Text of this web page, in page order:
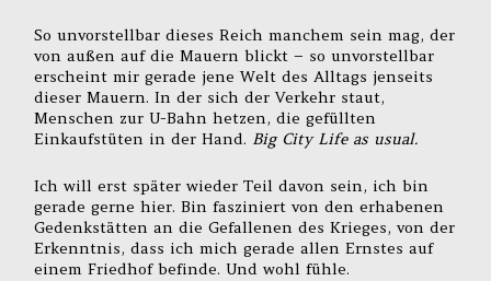
So unvorstellbar dieses Reich manchem sein mag, der
von außen auf die Mauern blickt – so unvorstellbar
erscheint mir gerade jene Welt des Alltags jenseits
dieser Mauern. In der sich der Verkehr staut,
Menschen zur U-Bahn hetzen, die gefüllten
Einkaufstüten in der Hand. Big City Life as usual.
Ich will erst später wieder Teil davon sein, ich bin
gerade gerne hier. Bin fasziniert von den erhabenen
Gedenkstätten an die Gefallenen des Krieges, von der
Erkenntnis, dass ich mich gerade allen Ernstes auf
einem Friedhof befinde. Und wohl fühle.